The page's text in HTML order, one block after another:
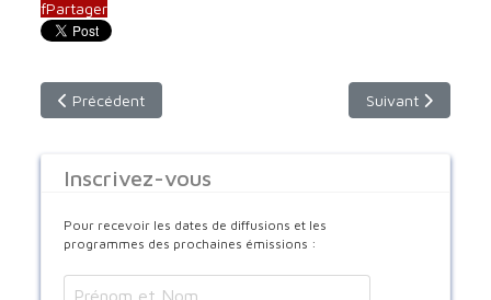
fPartager
Article précédent : Les Assyro-Chaldéens de Téhéran : une
Précédent Article suivant :
Suivant
Inscrivez-vous
Pour recevoir les dates de diffusions et les
programmes des prochaines émissions :